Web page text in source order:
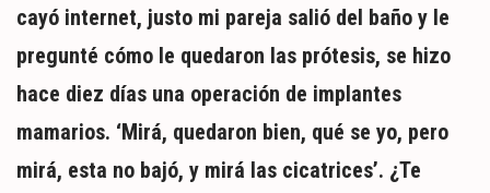
cayó internet, justo mi pareja salió del baño y le
pregunté cómo le quedaron las prótesis, se hizo
hace diez días una operación de implantes
mamarios. ‘Mirá, quedaron bien, qué se yo, pero
mirá, esta no bajó, y mirá las cicatrices’. ¿Te